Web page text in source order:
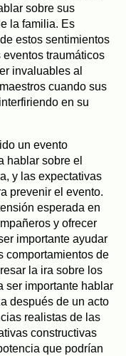
sobre sus
la familia. Es
estos sentimientos
traumáticos
invaluables al
cuando sus
en su
un evento
hablar sobre el
y las expectativas
prevenir el evento.
esperada en
y ofrecer
importante ayudar
comportamientos de
la ira sobre los
ser importante hablar
después de un acto
realistas de las
constructivas
que podrían